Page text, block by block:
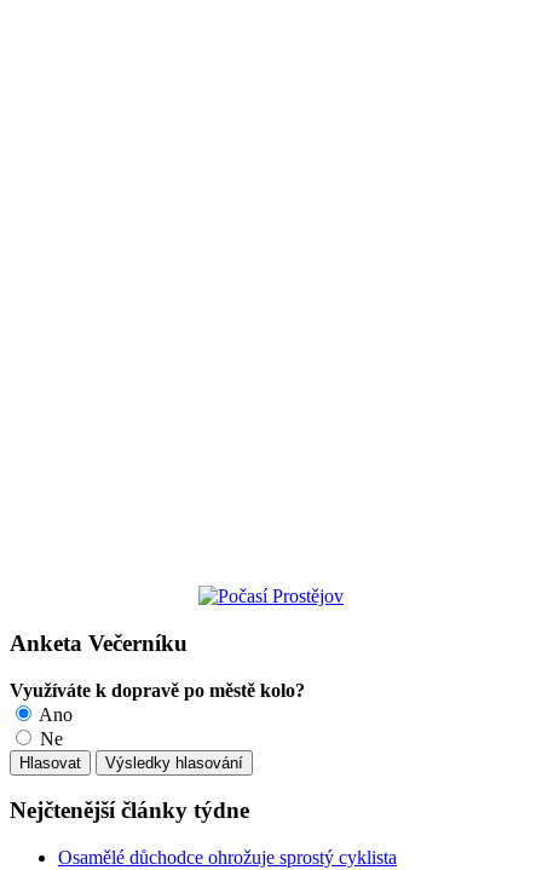
Anketa Večerníku
Využíváte k dopravě po městě kolo?
Ano
Ne
Nejčtenější články týdne
Osamělé důchodce ohrožuje sprostý cyklista